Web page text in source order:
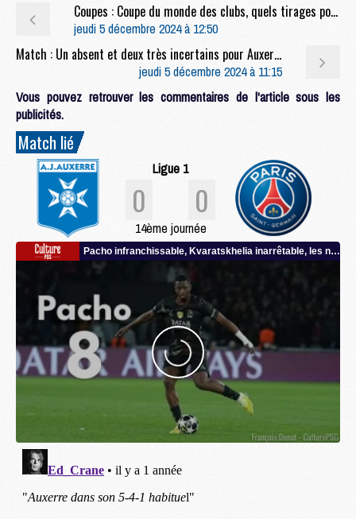
Coupes : Coupe du monde des clubs, quels tirages possibles pour le PSG ?
jeudi 5 décembre 2024 à 12:50
Match : Un absent et deux très incertains pour Auxerre/PSG
jeudi 5 décembre 2024 à 11:15
Vous pouvez retrouver les commentaires de l'article sous les
publicités.
Match lié
Ligue 1
0 0
14ème journée